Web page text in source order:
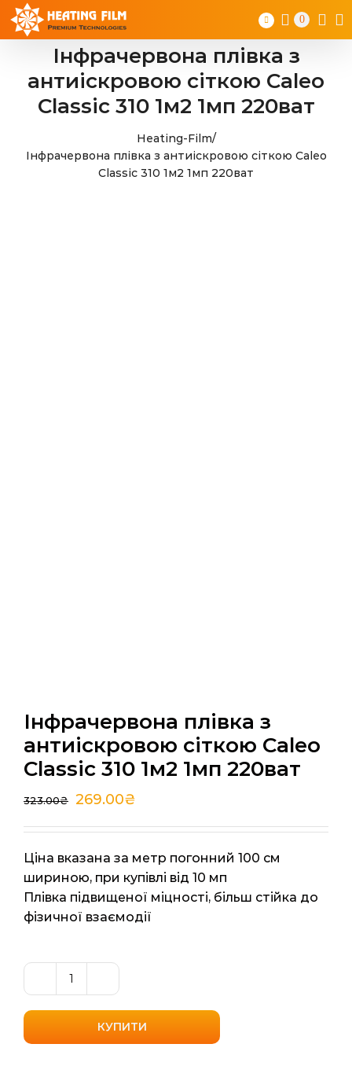
Skip
0
Інфрачервона плівка з
антиіскровою сіткою Caleo
Classic 310 1м2 1мп 220ват
Heating-Film/
Інфрачервона плівка з антиіскровою сіткою Caleo
Classic 310 1м2 1мп 220ват
Інфрачервона плівка з
антиіскровою сіткою Caleo
Classic 310 1м2 1мп 220ват
323.00₴ 269.00₴
Ціна вказана за метр погонний 100 см
шириною, при купівлі від 10 мп
Плівка підвищеної міцності, більш стійка до
фізичної взаємодії
Інфрачервона
плівка
антиіскровою
КУПИТИ